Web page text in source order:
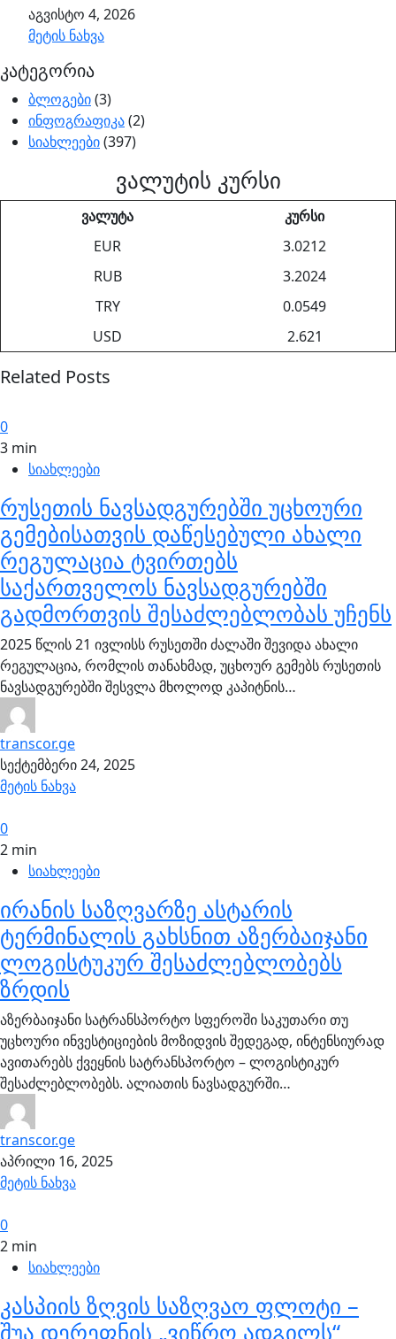
აგვისტო 4, 2026
მეტის ნახვა
კატეგორია
ბლოგები(3)
ინფოგრაფიკა(2)
სიახლეები(397)
ვალუტის კურსი
ვალუტა
კურსი
EUR
3.0212
RUB
3.2024
TRY
0.0549
USD
2.621
Related Posts
0
3 min
სიახლეები
რუსეთის ნავსადგურებში უცხოური
გემებისათვის დაწესებული ახალი
რეგულაცია ტვირთებს
საქართველოს ნავსადგურებში
გადმორთვის შესაძლებლობას უჩენს
2025 წლის 21 ივლისს რუსეთში ძალაში შევიდა ახალი
რეგულაცია, რომლის თანახმად, უცხოურ გემებს რუსეთის
ნავსადგურებში შესვლა მხოლოდ კაპიტნის…
transcor.ge
სექტემბერი 24, 2025
მეტის ნახვა
0
2 min
სიახლეები
ირანის საზღვარზე ასტარის
ტერმინალის გახსნით აზერბაიჯანი
ლოგისტუკურ შესაძლებლობებს
ზრდის
აზერბაიჯანი სატრანსპორტო სფეროში საკუთარი თუ
უცხოური ინვესტიციების მოზიდვის შედეგად, ინტენსიურად
ავითარებს ქვეყნის სატრანსპორტო – ლოგისტიკურ
შესაძლებლობებს. ალიათის ნავსადგურში…
transcor.ge
აპრილი 16, 2025
მეტის ნახვა
0
2 min
სიახლეები
კასპიის ზღვის საზღვაო ფლოტი –
შუა დერეფნის „ვიწრო ადგილს“